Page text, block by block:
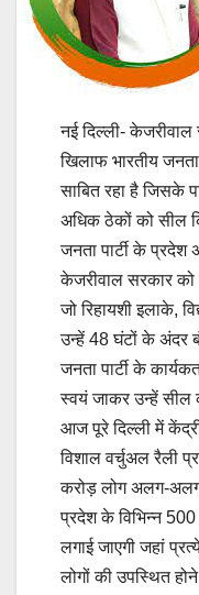
नई दिल्ली-
खिलाफ भारतीय
साबित रहा है जिसके
अधिक ठेकों को सील
जनता पार्टी के प्रदेश
केजरीवाल सरकार
जो रिहायशी इलाके,
उन्हें 48 घंटों के अंदर
जनता पार्टी के
स्वयं जाकर उन्हें सील
आज पूरे दिल्ली में
विशाल वर्चुअल रैली
करोड़ लोग अलग-अलग
प्रदेश के विभिन्न
लगाई जाएगी जहां
लोगों की उपस्थित